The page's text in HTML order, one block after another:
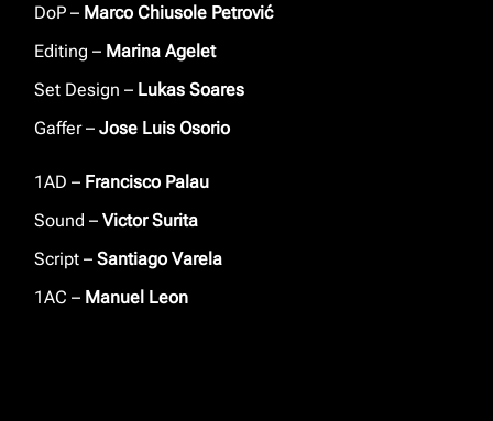
DoP – Marco Chiusole Petrović
Editing – Marina Agelet
Set Design – Lukas Soares
Gaffer –Jose Luis Osorio
1AD – Francisco Palau
Sound –Victor Surita
Script –Santiago Varela
1AC – Manuel Leon